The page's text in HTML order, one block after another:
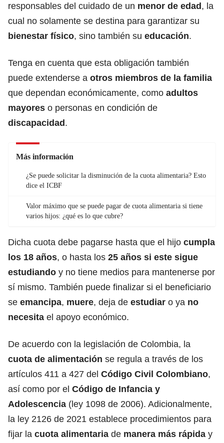
responsables del cuidado de un menor de edad, la
cual no solamente se destina para garantizar su
bienestar físico, sino también su educación.
Tenga en cuenta que esta obligación también
puede extenderse a otros miembros de la familia
que dependan económicamente, como adultos
mayores o personas en condición de
discapacidad.
Más información
¿Se puede solicitar la disminución de la cuota alimentaria? Esto
dice el ICBF
Valor máximo que se puede pagar de cuota alimentaria si tiene
varios hijos: ¿qué es lo que cubre?
Dicha cuota debe pagarse hasta que el hijo cumpla
los 18 años, o hasta los 25 años si este sigue
estudiando y no tiene medios para mantenerse por
sí mismo. También puede finalizar si el beneficiario
se emancipa, muere, deja de estudiar o ya no
necesita el apoyo económico.
De acuerdo con la legislación de Colombia, la
cuota de alimentación se regula a través de los
artículos 411 a 427 del Código Civil Colombiano,
así como por el Código de Infancia y
Adolescencia (ley 1098 de 2006). Adicionalmente,
la ley 2126 de 2021 establece procedimientos para
fijar la cuota alimentaria de manera más rápida y